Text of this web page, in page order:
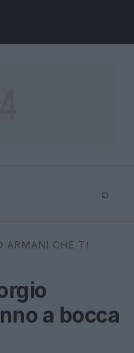
⌕
⌕
ARMANI CHE TI
a bocca